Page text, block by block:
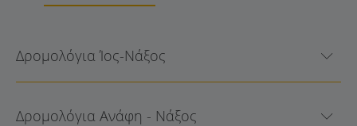
Δρομολόγια Ίος-Νάξος
Δρομολόγια Ανάφη - Νάξος